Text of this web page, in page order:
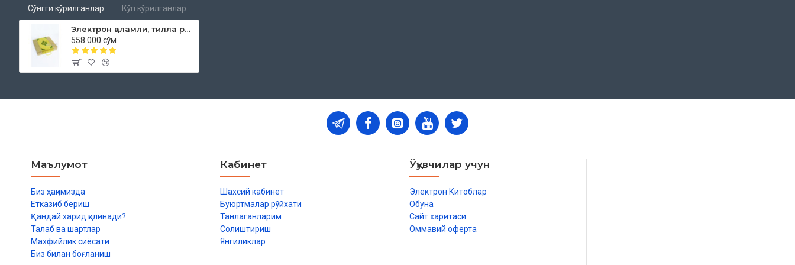
Сўнгги кўрилганлар Кўп кўрилганлар
Электрон қаламли, тилла ранг, Қуръони Карим (тажвидли)
558 000 сўм
Маълумот
Биз ҳақимизда
Етказиб бериш
Қандай харид қилинади?
Талаб ва шартлар
Махфийлик сиёсати
Биз билан боғланиш
Кабинет
Шахсий кабинет
Буюртмалар рўйхати
Танлаганларим
Солиштириш
Янгиликлар
Ўқувчилар учун
Электрон Китоблар
Обуна
Сайт харитаси
Оммавий оферта